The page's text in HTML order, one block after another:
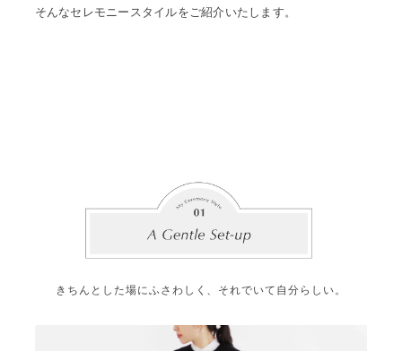
そんなセレモニースタイルをご紹介いたします。
きちんとした場にふさわしく、それでいて自分らしい。